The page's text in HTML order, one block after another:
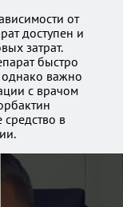
от
доступен и
затрат.
быстро
однако важно
с врачом
в